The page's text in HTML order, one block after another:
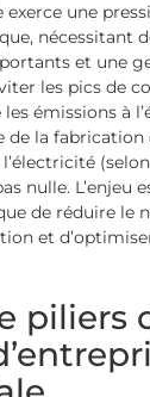
une
nécessitant
et une
les pics de
émissions à
de la
nulle. L’enjeu
de réduire le
et
piliers